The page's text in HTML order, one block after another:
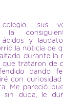
sus
la
ácidos y
la noticia de
durante la
que trataron de
dando
con
Me pareció
sin duda, le